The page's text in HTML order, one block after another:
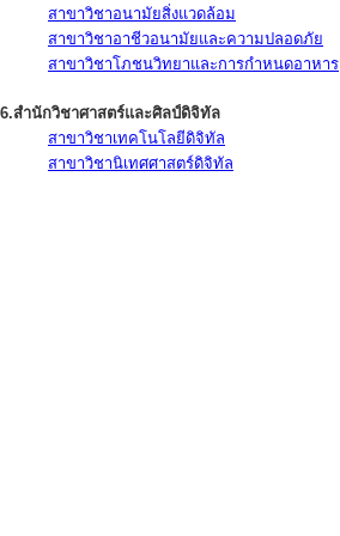
สาขาวิชาอนามัยสิ่งแวดล้อม
สาขาวิชาอาชีวอนามัยและความปลอดภัย
สาขาวิชาโภชนวิทยาและการกำหนดอาหาร
6.สำนักวิชาศาสตร์และศิลป์ดิจิทัล
สาขาวิชาเทคโนโลยีดิจิทัล
สาขาวิชานิเทศศาสตร์ดิจิทัล